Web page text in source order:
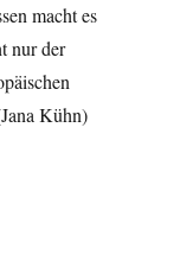
macht es
nur der
Kühn)